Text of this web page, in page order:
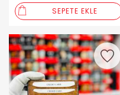
SEPETE EKLE